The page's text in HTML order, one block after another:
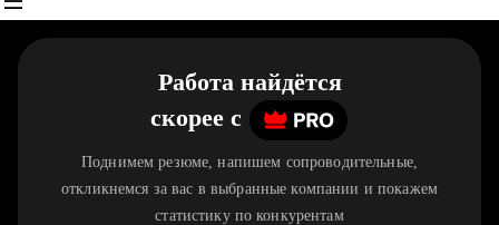
Работа найдётся
скорее c
Поднимем резюме, напишем сопроводительные,
откликнемся за вас в выбранные компании и покажем
статистику по конкурентам